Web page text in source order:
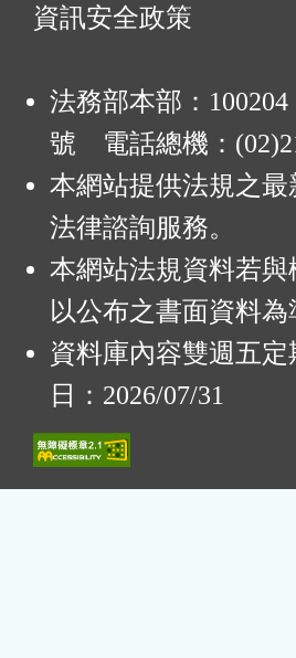
資訊安全政策
法務部本部：
號 電話總機：
本網站提供法規之
法律諮詢服務。
本網站法規資料若
以公布之書面資料為
資料庫內容雙週五
日：2026/07/31